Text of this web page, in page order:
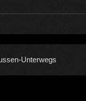
Unterwegs